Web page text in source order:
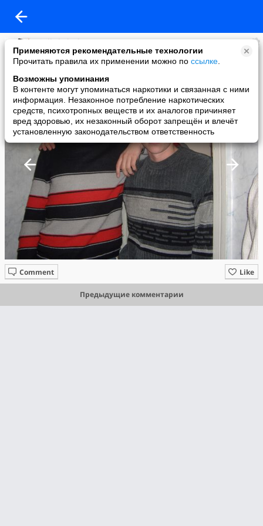
Применяются рекомендательные технологии
Прочитать правила их применении можно по ссылке
Возможны упоминания
В контенте могут упоминаться наркотики и связанная с ними
информация. Незаконное потребление наркотических
средств, психотропных веществ и их аналогов причиняет
вред здоровью, их незаконный оборот запрещён и влечёт
установленную законодательством ответственность
Kirill Zhelvakov
added a photo
13 Mar в 23:38
Like
Comment
Предыдущие комментарии